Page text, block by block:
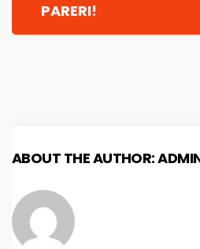
PARERI!
ABOUT THE AUTHOR: